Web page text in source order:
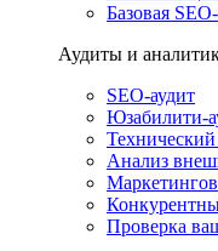
Базовая
Аудиты и
SEO-аудит
Юзабилити-
Технический
Анализ
Проверка